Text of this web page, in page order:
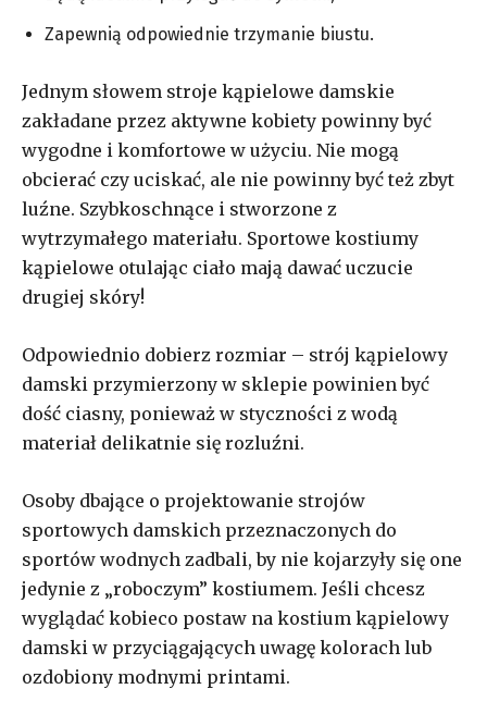
Zapewnią odpowiednie trzymanie biustu.
Jednym słowem stroje kąpielowe damskie
zakładane przez aktywne kobiety powinny być
wygodne i komfortowe w użyciu. Nie mogą
obcierać czy uciskać, ale nie powinny być też zbyt
luźne. Szybkoschnące i stworzone z
wytrzymałego materiału. Sportowe kostiumy
kąpielowe otulając ciało mają dawać uczucie
drugiej skóry!
Odpowiednio dobierz rozmiar – strój kąpielowy
damski przymierzony w sklepie powinien być
dość ciasny, ponieważ w styczności z wodą
materiał delikatnie się rozluźni.
Osoby dbające o projektowanie strojów
sportowych damskich przeznaczonych do
sportów wodnych zadbali, by nie kojarzyły się one
jedynie z „roboczym” kostiumem. Jeśli chcesz
wyglądać kobieco postaw na kostium kąpielowy
damski w przyciągających uwagę kolorach lub
ozdobiony modnymi printami.